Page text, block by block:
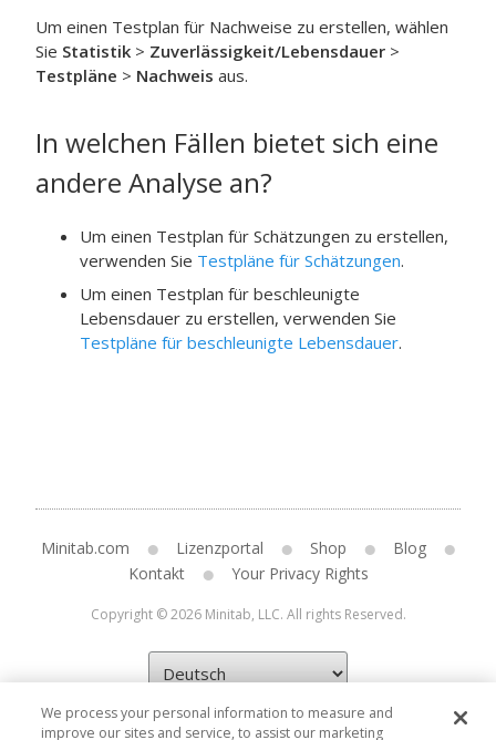
Um einen Testplan für Nachweise zu erstellen, wählen
Sie Statistik > Zuverlässigkeit/Lebensdauer >
Testpläne > Nachweis aus.
In welchen Fällen bietet sich eine
andere Analyse an?
Um einen Testplan für Schätzungen zu erstellen,
verwenden Sie Testpläne für Schätzungen.
Um einen Testplan für beschleunigte
Lebensdauer zu erstellen, verwenden Sie
Testpläne für beschleunigte Lebensdauer.
Minitab.com Lizenzportal Shop
Blog
Kontakt
Your Privacy Rights
Copyright © 2026 Minitab, LLC. All rights Reserved.
We process your personal information to measure and
improve our sites and service, to assist our marketing